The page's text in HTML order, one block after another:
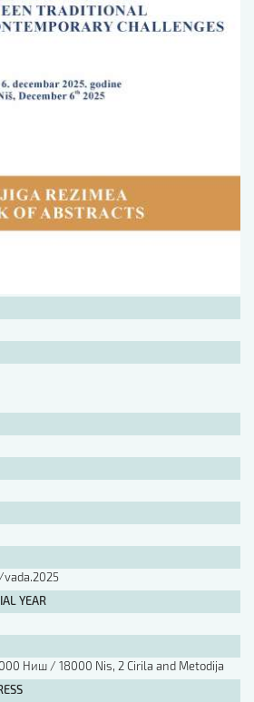
ИЗДАЊА
YEAR
Ниш / 18000 Nis, 2 Cirila and Metodija